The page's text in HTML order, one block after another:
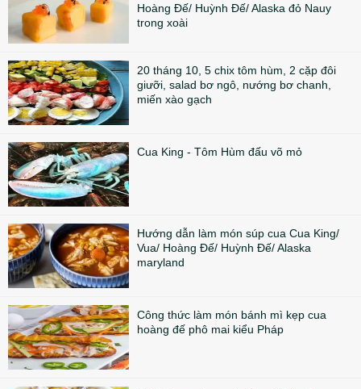
Hoàng Đế/ Huỳnh Đế/ Alaska đỏ Nauy
trong xoài
20 tháng 10, 5 chix tôm hùm, 2 cặp đôi
giưỡi, salad bơ ngô, nướng bơ chanh,
miến xào gạch
Cua King - Tôm Hùm đấu võ mỏ
Hướng dẫn làm món súp cua Cua King/
Vua/ Hoàng Đế/ Huỳnh Đế/ Alaska
maryland
Công thức làm món bánh mì kẹp cua
hoàng đế phô mai kiểu Pháp